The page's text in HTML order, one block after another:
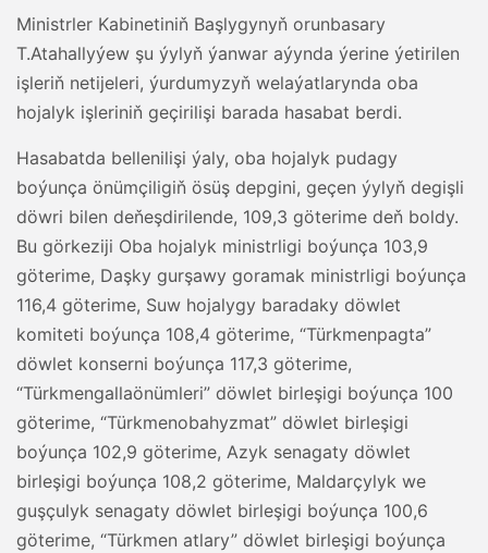
Ministrler Kabinetiniň Başlygynyň orunbasary
T.Atahallyýew şu ýylyň ýanwar aýynda ýerine ýetirilen
işleriň netijeleri, ýurdumyzyň welaýatlarynda oba
hojalyk işleriniň geçirilişi barada hasabat berdi.
Hasabatda bellenilişi ýaly, oba hojalyk pudagy
boýunça önümçiligiň ösüş depgini, geçen ýylyň degişli
döwri bilen deňeşdirilende, 109,3 göterime deň boldy.
Bu görkeziji Oba hojalyk ministrligi boýunça 103,9
göterime, Daşky gurşawy goramak ministrligi boýunça
116,4 göterime, Suw hojalygy baradaky döwlet
komiteti boýunça 108,4 göterime, “Türkmenpagta”
döwlet konserni boýunça 117,3 göterime,
“Türkmengallaönümleri” döwlet birleşigi boýunça 100
göterime, “Türkmenobahyzmat” döwlet birleşigi
boýunça 102,9 göterime, Azyk senagaty döwlet
birleşigi boýunça 108,2 göterime, Maldarçylyk we
guşçulyk senagaty döwlet birleşigi boýunça 100,6
göterime, “Türkmen atlary” döwlet birleşigi boýunça